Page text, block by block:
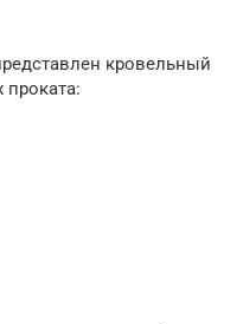
кровельный